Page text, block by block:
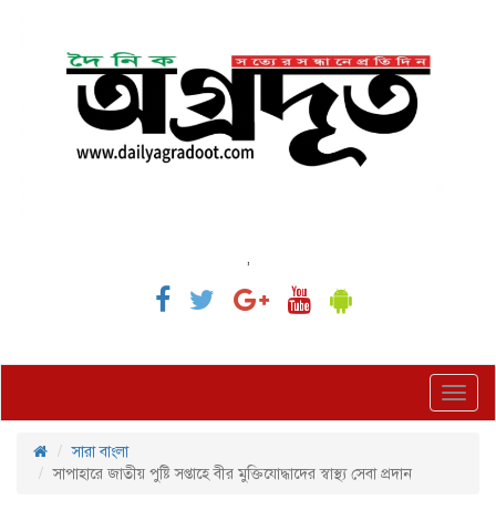
,
সারা বাংলা
সাপাহারে জাতীয় পুষ্টি সপ্তাহে বীর মুক্তিযোদ্ধাদের স্বাস্থ্য সেবা প্রদান